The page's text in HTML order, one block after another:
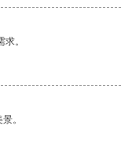
。
。